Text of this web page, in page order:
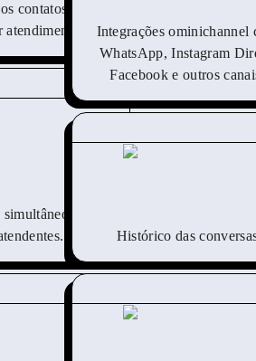
contatos em
atendimento
com
Integrações ominichannel
WhatsApp, Instagram
Facebook e outros
Histórico das